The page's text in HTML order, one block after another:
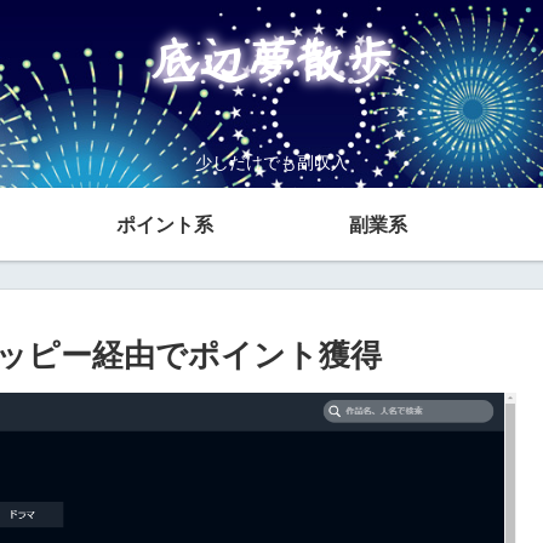
少しだけでも副収入
ポイント系 副業系
ピー経由でポイント獲得